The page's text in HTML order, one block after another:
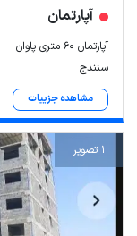
آپارتمان
آپارتمان 60 متری پاوان
سنندج
مشاهده جزییات
1 تصویر